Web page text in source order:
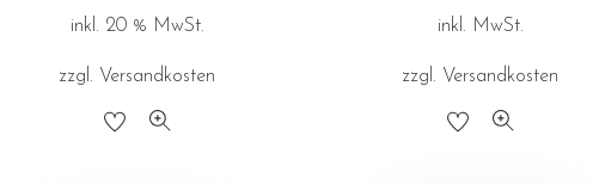
inkl. 20 % MwSt.
zzgl. Versandkosten
inkl. MwSt.
zzgl. Versandkosten
Dieses